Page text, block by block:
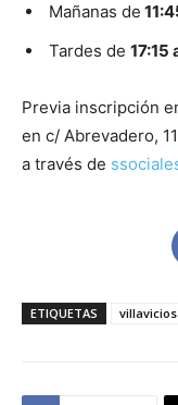
Mañanas de
Tardes de 17:15
Previa inscripción
en c/ Abrevadero,
a través de
ETIQUETAS